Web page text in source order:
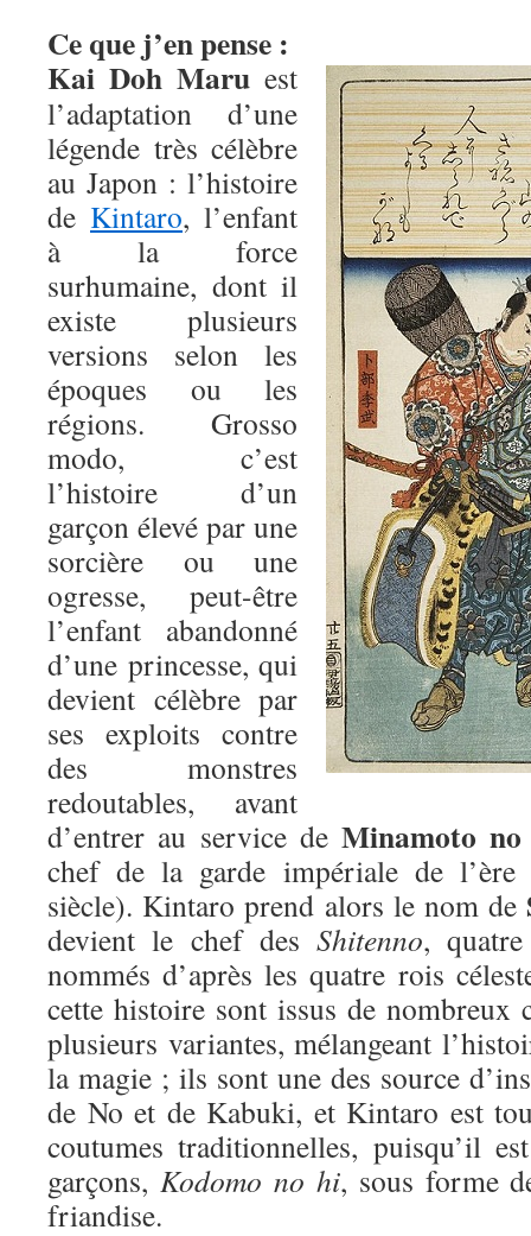
Ce que j’en pense :
Kai Doh Maru est
l’adaptation d’une
légende très célèbre
au Japon : l’histoire
de Kintaro, l’enfant
à la force
surhumaine, dont il
existe plusieurs
versions selon les
époques ou les
régions. Grosso
modo, c’est
l’histoire d’un
garçon élevé par une
sorcière ou une
ogresse, peut-être
l’enfant abandonné
d’une princesse, qui
devient célèbre par
ses exploits contre
des monstres
redoutables, avant
d’entrer au service de Minamoto
chef de la garde impériale de l’ère
siècle). Kintaro prend alors le nom de
devient le chef des Shitenno,
nommés d’après les quatre rois
cette histoire sont issus de nombreux
plusieurs variantes, mélangeant
la magie ; ils sont une des source
de No et de Kabuki, et Kintaro est
coutumes traditionnelles, puisqu’il
garçons, Kodomo no hi, sous forme
friandise.